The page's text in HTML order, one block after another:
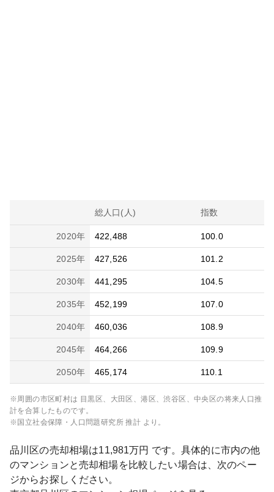
総人口(人) 指数
2020年 422,488 100.0
2025年 427,526 101.2
2030年 441,295 104.5
2035年 452,199 107.0
2040年 460,036 108.9
2045年 464,266 109.9
2050年 465,174 110.1
※周囲の市区町村は 目黒区、大田区、港区、渋谷区、中央区の将来人口推
計を合算したものです。
※国立社会保障・人口問題研究所 推計 より。
品川区の売却相場は11,981万円 です。具体的に市内の他
のマンションと売却相場を比較したい場合は、次のペー
ジからお探しください。